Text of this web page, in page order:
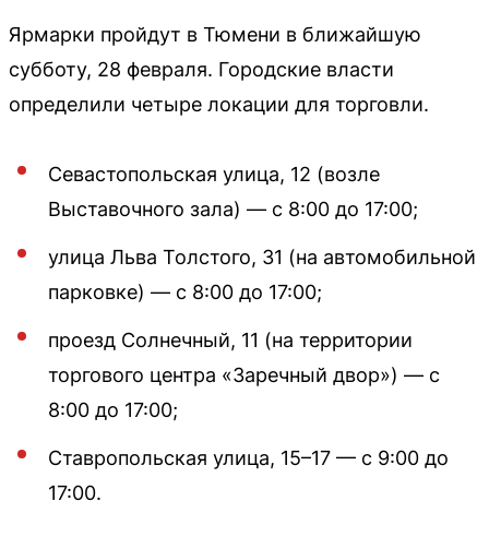
Ярмарки пройдут в Тюмени в ближайшую
субботу, 28 февраля. Городские власти
определили четыре локации для торговли.
Севастопольская улица, 12 (возле
Выставочного зала) — с 8:00 до 17:00;
улица Льва Толстого, 31 (на автомобильной
парковке) — с 8:00 до 17:00;
проезд Солнечный, 11 (на территории
торгового центра «Заречный двор») — с
8:00 до 17:00;
Ставропольская улица, 15–17 — с 9:00 до
17:00.